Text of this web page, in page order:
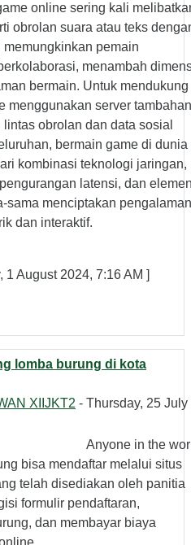
online sering kali
obrolan suara atau teks
pemain
menambah
bermain. Untuk mendukung
menggunakan server tambahan
obrolan dan data sosial
bermain game di dunia
kombinasi teknologi jaringan,
latensi, dan
sama menciptakan pengalaman
dan interaktif.
1 August 2024, 7:16 AM ]
lomba burung di kota
XIIJKT2 - Thursday, 25 July
Anyone in the
bisa mendaftar melalui situs
telah disediakan oleh panitia
formulir pendaftaran,
dan membayar biaya